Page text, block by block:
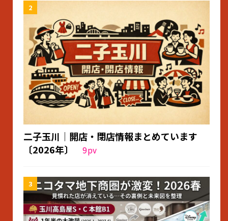
二子玉川｜開店・閉店情報まとめています
〔2026年〕
9pv